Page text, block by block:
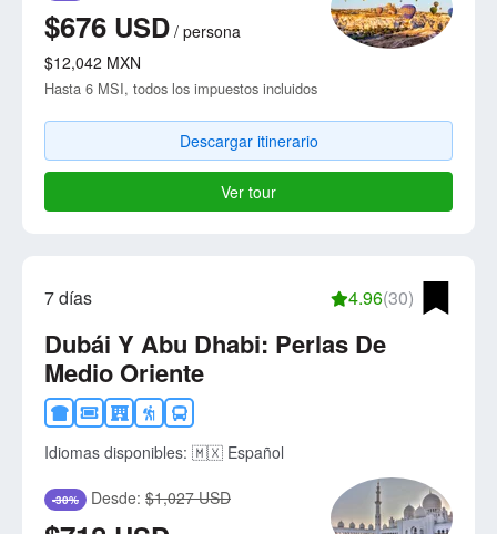
$676 USD / persona
$12,042 MXN
Hasta 6 MSI, todos los impuestos incluidos
Descargar itinerario
Ver tour
7 días 4.96(30)
Dubái Y Abu Dhabi: Perlas De
Medio Oriente
Idiomas disponibles: 🇲🇽 Español
-30% Desde: $1,027 USD